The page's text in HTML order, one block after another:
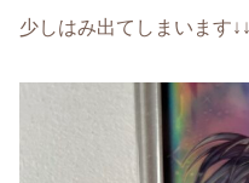
少しはみ出てしまいます↓↓